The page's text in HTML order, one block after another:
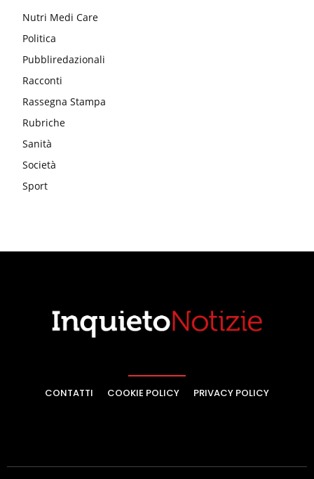
Nutri Medi Care
Politica
Pubbliredazionali
Racconti
Rassegna Stampa
Rubriche
Sanità
Società
Sport
CONTATTI COOKIE POLICY PRIVACY POLICY